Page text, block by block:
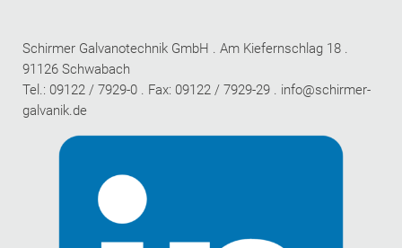
Schirmer Galvanotechnik GmbH . Am Kiefernschlag 18 .
91126 Schwabach
Tel.: 09122 / 7929-0 . Fax: 09122 / 7929-29 . info@schirmer-
galvanik.de